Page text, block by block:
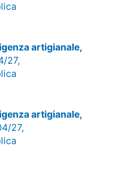
artigianale,
27,
artigianale,
27,